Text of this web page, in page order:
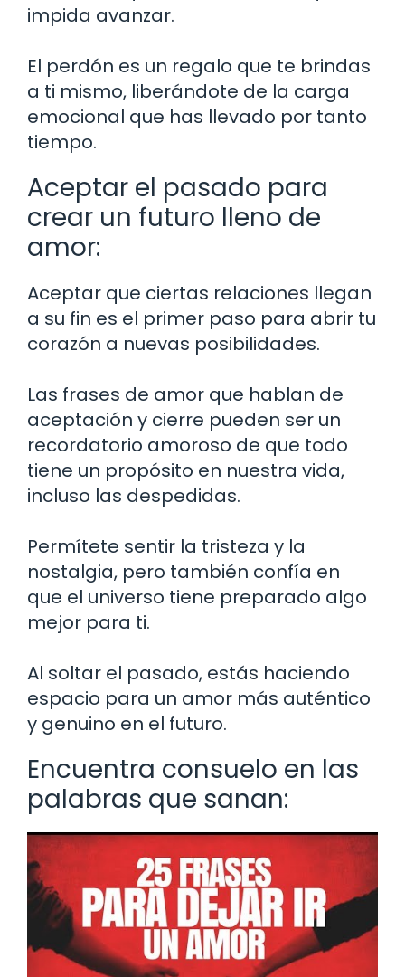
impida avanzar.
El perdón es un regalo que te brindas
a ti mismo, liberándote de la carga
emocional que has llevado por tanto
tiempo.
Aceptar el pasado para
crear un futuro lleno de
amor:
Aceptar que ciertas relaciones llegan
a su fin es el primer paso para abrir tu
corazón a nuevas posibilidades.
Las frases de amor que hablan de
aceptación y cierre pueden ser un
recordatorio amoroso de que todo
tiene un propósito en nuestra vida,
incluso las despedidas.
Permítete sentir la tristeza y la
nostalgia, pero también confía en
que el universo tiene preparado algo
mejor para ti.
Al soltar el pasado, estás haciendo
espacio para un amor más auténtico
y genuino en el futuro.
Encuentra consuelo en las
palabras que sanan: